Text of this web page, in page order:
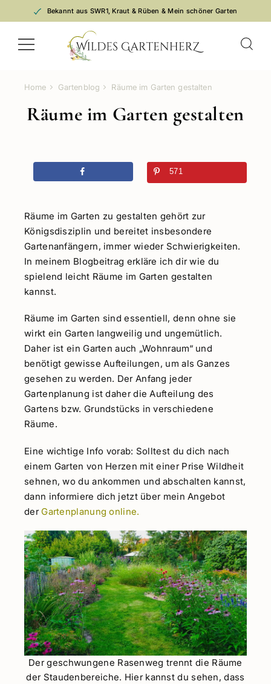
Inhalt
Bekannt aus SWR1, Kraut & Rüben & Mein schöner Garten
Home Gartenblog Räume im Garten gestalten
Räume im Garten gestalten
571
Räume im Garten zu gestalten gehört zur
Königsdisziplin und bereitet insbesondere
Gartenanfängern, immer wieder Schwierigkeiten.
In meinem Blogbeitrag erkläre ich dir wie du
spielend leicht Räume im Garten gestalten
kannst.
Räume im Garten sind essentiell, denn ohne sie
wirkt ein Garten langweilig und ungemütlich.
Daher ist ein Garten auch „Wohnraum“ und
benötigt gewisse Aufteilungen, um als Ganzes
gesehen zu werden. Der Anfang jeder
Gartenplanung ist daher die Aufteilung des
Gartens bzw. Grundstücks in verschiedene
Räume.
Eine wichtige Info vorab: Solltest du dich nach
einem Garten von Herzen mit einer Prise Wildheit
sehnen, wo du ankommen und abschalten kannst,
dann informiere dich jetzt über mein Angebot
derGartenplanung online.
Der geschwungene Rasenweg trennt die Räume
der Staudenbereiche. Hier kannst du sehen, dass